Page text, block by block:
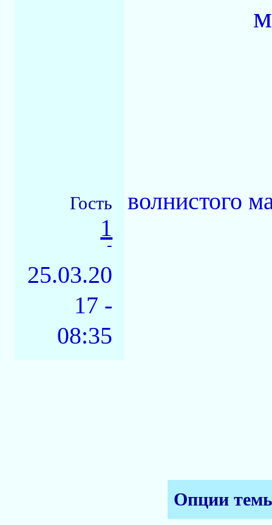
Гость
1
-
25.03.20
17 -
08:35
волнистого
Опции